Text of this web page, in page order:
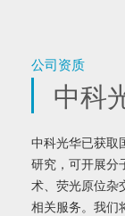
公司资质
中科
中科光华已获取
研究，可开展分
术、荧光原位杂
相关服务。我们